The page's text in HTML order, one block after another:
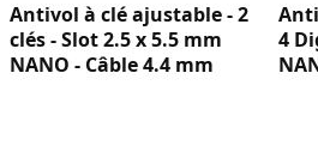
Antivol à clé ajustable - 2
clés - Slot 2.5 x 5.5 mm
NANO - Câble 4.4 mm
4